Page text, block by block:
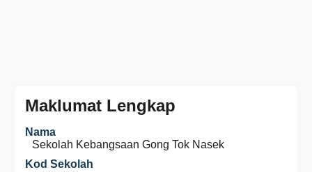
Maklumat Lengkap
Nama
Sekolah Kebangsaan Gong Tok Nasek
Kod Sekolah